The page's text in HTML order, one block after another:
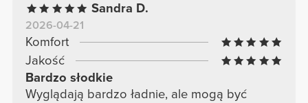
Sandra D.
2026-04-21
Komfort
Jakość
Bardzo słodkie
Wyglądają bardzo ładnie, ale mogą być